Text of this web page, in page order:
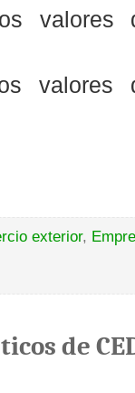
valores
exterior,
de